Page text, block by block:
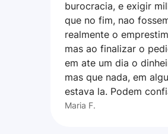
burocracia, e exigir
que no fim, nao
realmente o
mas ao finalizar o
em ate um dia o
mas que nada, em
estava la. Podem
Maria F.